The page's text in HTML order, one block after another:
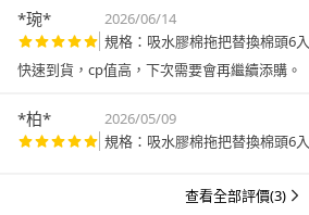
*琬* 2026/06/14
規格：吸水膠棉拖把替換棉頭6入
快速到貨，cp值高，下次需要會再繼續添購。
*柏*
2026/05/09
規格：吸水膠棉拖把替換棉頭6入
查看全部評價(3)